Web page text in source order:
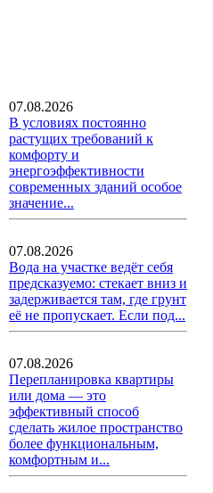
07.08.2026
В условиях постоянно
растущих требований к
комфорту и
энергоэффективности
современных зданий особое
значение...
07.08.2026
Вода на участке ведёт себя
предсказуемо: стекает вниз и
задерживается там, где грунт
её не пропускает. Если под...
07.08.2026
Перепланировка квартиры
или дома — это
эффективный способ
сделать жилое пространство
более функциональным,
комфортным и...